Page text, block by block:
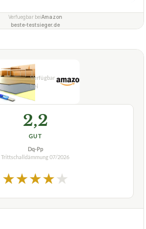
Verfuegbar beiAmazon
beste-testsieger.de
2,2
GUT
Dq-Pp
Trittschalldämmung07/2026
★★★★★